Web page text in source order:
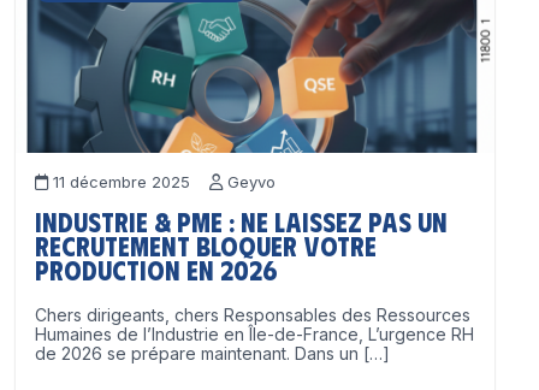
11 décembre 2025 Geyvo
Industrie & PME : ne laissez pas un
recrutement bloquer votre
production en 2026
Chers dirigeants, chers Responsables des Ressources
Humaines de l’Industrie en Île-de-France, L’urgence RH
de 2026 se prépare maintenant. Dans un […]